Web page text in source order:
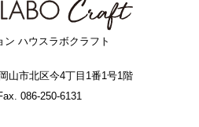
ン ハウスラボクラフト
山市北区今4丁目1番1号1階
086-250-6131